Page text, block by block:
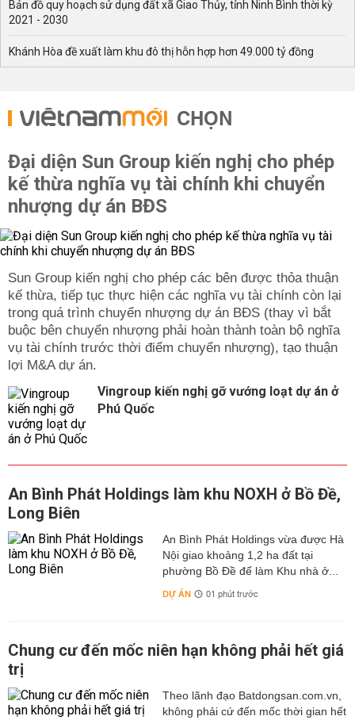
Bản đồ quy hoạch sử dụng đất xã Giao Thủy, tỉnh Ninh Bình thời kỳ
2021 - 2030
Khánh Hòa đề xuất làm khu đô thị hỗn hợp hơn 49.000 tỷ đồng
CHỌN
Đại diện Sun Group kiến nghị cho phép
kế thừa nghĩa vụ tài chính khi chuyển
nhượng dự án BĐS
Sun Group kiến nghị cho phép các bên được thỏa thuận
kế thừa, tiếp tục thực hiện các nghĩa vụ tài chính còn lại
trong quá trình chuyển nhượng dự án BĐS (thay vì bắt
buộc bên chuyển nhượng phải hoàn thành toàn bộ nghĩa
vụ tài chính trước thời điểm chuyển nhượng), tạo thuận
lợi M&A dự án.
Vingroup kiến nghị gỡ vướng loạt dự án ở
Phú Quốc
An Bình Phát Holdings làm khu NOXH ở Bồ Đề,
Long Biên
An Bình Phát Holdings vừa được Hà
Nội giao khoảng 1,2 ha đất tại
phường Bồ Đề để làm Khu nhà ở...
DỰ ÁN 01 phút trước
Chung cư đến mốc niên hạn không phải hết giá
trị
Theo lãnh đạo Batdongsan.com.vn,
không phải cứ đến mốc thời gian hết